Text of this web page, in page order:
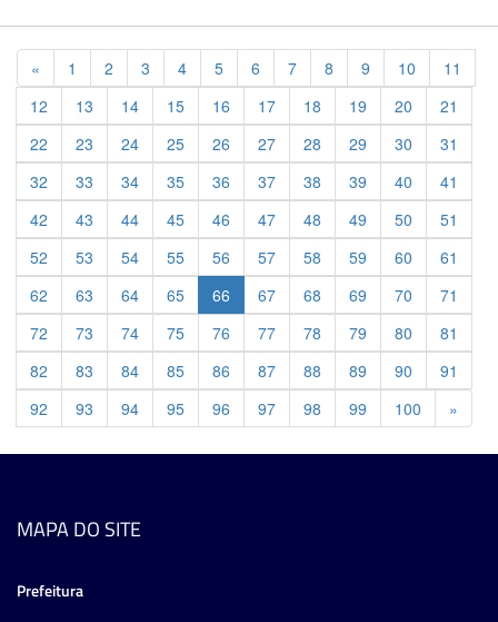
« Previous
1 2 3 4 5 6 7 8 9 10
11
12
13 14 15 16 17 18 19 20
21
22
23 24 25 26 27 28 29 30
31
32
33 34 35 36 37 38 39 40
41
42
43 44 45 46 47 48 49 50
51
52
53 54 55 56 57 58 59 60
61
62
63 64 65 66 67 68 69 70
71
72
73 74 75 76 77 78 79 80
81
82
83 84 85 86 87 88 89 90
91
92
93 94 95 96 97 98 99 100 »
MAPA DO SITE
Prefeitura